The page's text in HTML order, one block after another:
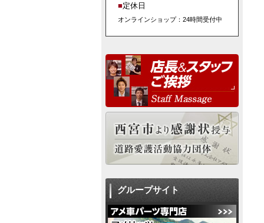
■定休日
オンラインショップ：24時間受付中
グループサイト